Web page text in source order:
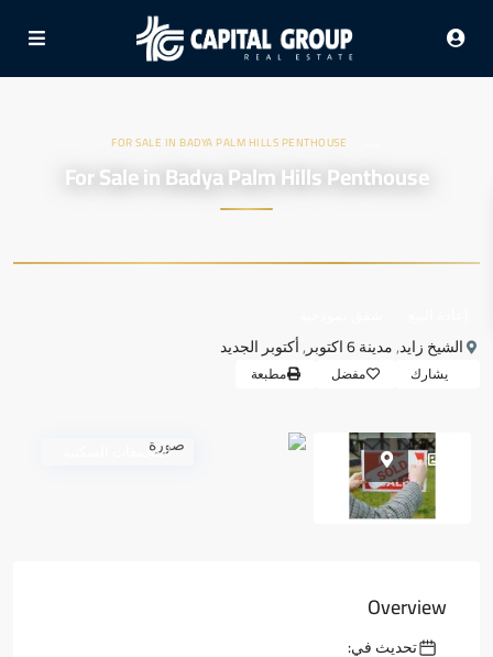
FOR SALE IN BADYA PALM HILLS PENTHOUSE
For Sale in Badya Palm Hills Penthouse
الشيخ زايد,مدينة 6 اكتوبر ,أكتوبر الجديد
يشارك مفضل مطبعة
المجمعات السكنية
Overview
تحديث في: